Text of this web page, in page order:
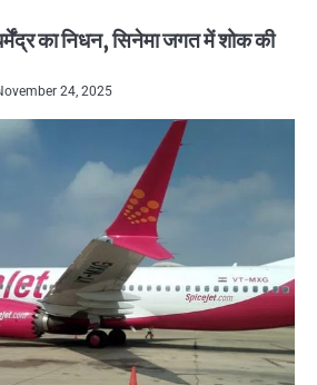
का निधन, सिनेमा जगत में शोक की
24, 2025